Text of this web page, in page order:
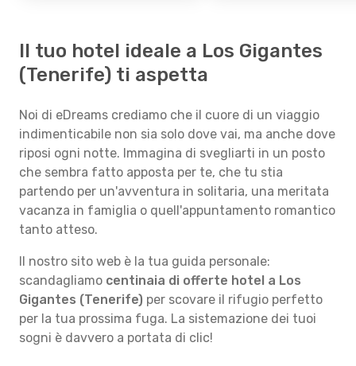
Il tuo hotel ideale a Los Gigantes
(Tenerife) ti aspetta
Noi di eDreams crediamo che il cuore di un viaggio
indimenticabile non sia solo dove vai, ma anche dove
riposi ogni notte. Immagina di svegliarti in un posto
che sembra fatto apposta per te, che tu stia
partendo per un'avventura in solitaria, una meritata
vacanza in famiglia o quell'appuntamento romantico
tanto atteso.
Il nostro sito web è la tua guida personale:
scandagliamo centinaia di offerte hotel a Los
Gigantes (Tenerife) per scovare il rifugio perfetto
per la tua prossima fuga. La sistemazione dei tuoi
sogni è davvero a portata di clic!